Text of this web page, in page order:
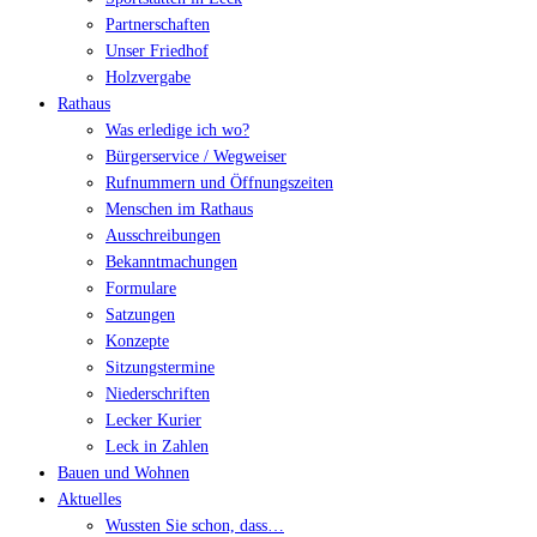
Partnerschaften
Unser Friedhof
Holzvergabe
Rathaus
Was erledige ich wo?
Bürgerservice / Wegweiser
Rufnummern und Öffnungszeiten
Menschen im Rathaus
Ausschreibungen
Bekanntmachungen
Formulare
Satzungen
Konzepte
Sitzungstermine
Niederschriften
Lecker Kurier
Leck in Zahlen
Bauen und Wohnen
Aktuelles
Wussten Sie schon, dass…